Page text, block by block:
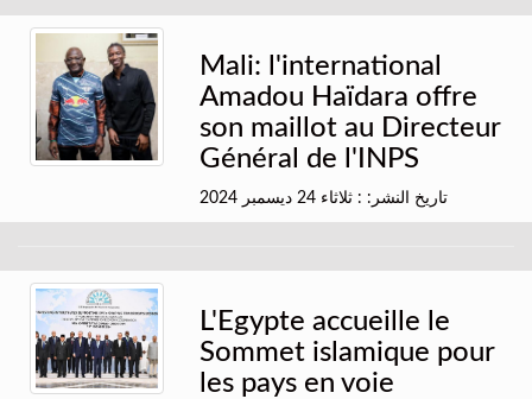
Mali: l'international
Amadou Haïdara offre
son maillot au Directeur
Général de l'INPS
تاريخ النشر: : ثلاثاء 24 ديسمبر 2024
L'Egypte accueille le
Sommet islamique pour
les pays en voie